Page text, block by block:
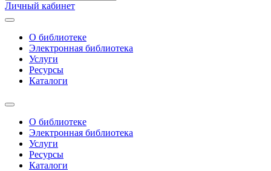
Личный кабинет
О библиотеке
Электронная библиотека
Услуги
Ресурсы
Каталоги
О библиотеке
Электронная библиотека
Услуги
Ресурсы
Каталоги